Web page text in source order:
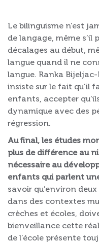
Le bilinguisme n’est
de langage, même s’il
décalages au début,
langue quand il ne
langue. Ranka Bijeljac-
insiste sur le fait qu’il
enfants, accepter
dynamique avec des
régression.
Au final, les études
plus de différence au
nécessaire au
enfants qui parlent
savoir qu’environ
dans des contextes
crèches et écoles,
bienveillance cette
de l’école présente